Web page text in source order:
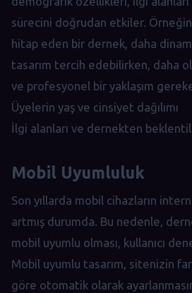
sürecini doğrudan etkiler.
hitap eden bir dernek, daha
tasarım tercih edebilirken, daha
ve profesyonel bir yaklaşım
Üyelerin yaş ve cinsiyet dağılımı
İlgi alanları ve dernekten
Mobil Uyumluluk
Son yıllarda mobil cihazların
artmış durumda. Bu nedenle,
mobil uyumlu olması, kullanıcı
Mobil uyumlu tasarım, sitenizin
göre otomatik olarak